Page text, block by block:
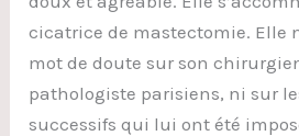
cicatrice de mastectomie. Elle
mot de doute sur son
pathologiste parisiens, ni sur
successifs qui lui ont été